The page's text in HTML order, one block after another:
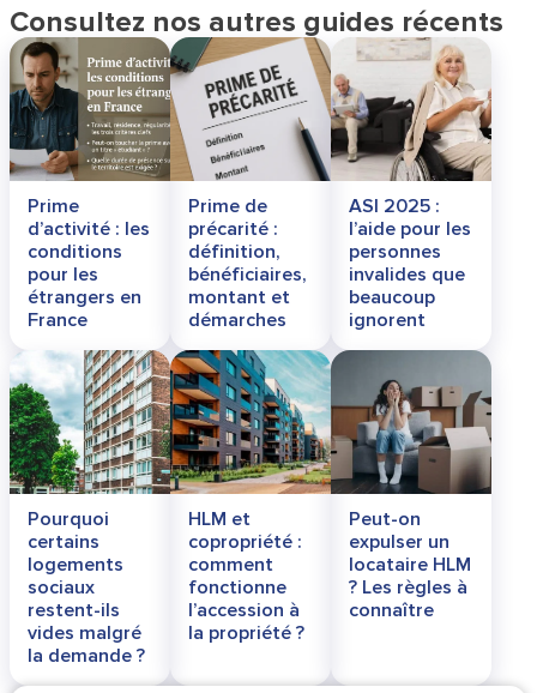
Consultez nos autres guides récents
Prime
d’activité : les
conditions
pour les
étrangers en
France
Prime de
précarité :
définition,
bénéficiaires,
montant et
démarches
ASI 2025 :
l’aide pour les
personnes
invalides que
beaucoup
ignorent
Pourquoi
certains
logements
sociaux
restent-ils
vides malgré
la demande ?
HLM et
copropriété :
comment
fonctionne
l’accession à
la propriété ?
Peut-on
expulser un
locataire HLM
? Les règles à
connaître